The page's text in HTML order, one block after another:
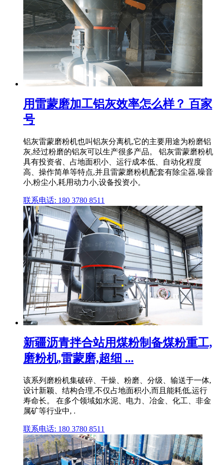
用雷蒙磨加工铝灰效率怎么样？ 百家
号
铝灰雷蒙磨粉机也叫铝灰分离机,它的主要用途为粉磨铝
灰,经过粉磨的铝灰可以生产很多产品。 铝灰雷蒙磨粉机
具有投资省、占地面积小、运行成本低、自动化程度
高、操作简单等特点,并且雷蒙磨粉机配套有除尘器,噪音
小,粉尘小,耗用动力小,设备投资小。
联系电话: 180 3780 8511
新疆沥青拌合站用煤粉制备煤粉重工,
磨粉机,雷蒙磨,超细 ...
该系列磨粉机集破碎、干燥、粉磨、分级、输送于一体,
设计新颖、结构合理,不仅占地面积小,而且能耗低,运行
寿命长。 在多个领域如水泥、电力、冶金、化工、非金
属矿等行业中, .
联系电话: 180 3780 8511